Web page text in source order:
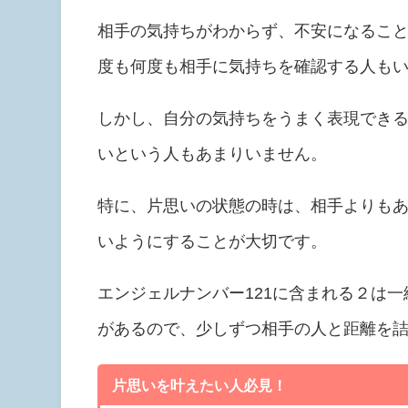
相手の気持ちがわからず、不安になるこ
度も何度も相手に気持ちを確認する人も
しかし、自分の気持ちをうまく表現でき
いという人もあまりいません。
特に、片思いの状態の時は、相手よりも
いようにすることが大切です。
エンジェルナンバー121に含まれる２は
があるので、少しずつ相手の人と距離を
片思いを叶えたい人必見！